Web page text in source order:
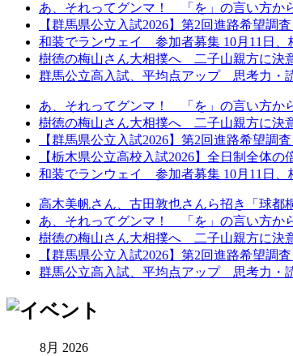
あ、それってグンマ！ 「を」の言い方か
【群馬県公立入試2026】第2回進路希望調
和装でランウェイ 参加者募集 10月11日、
樹徳の梅山さん大相撲へ 二子山親方に決
群馬公立高入試、平均点アップ 思考力・
あ、それってグンマ！ 「を」の言い方か
樹徳の梅山さん大相撲へ 二子山親方に決
【群馬県公立入試2026】第2回進路希望調
【栃木県公立高校入試2026】全日制全体の
和装でランウェイ 参加者募集 10月11日、
高木美帆さん、古田敦也さんら招き「球都
あ、それってグンマ！ 「を」の言い方か
樹徳の梅山さん大相撲へ 二子山親方に決
【群馬県公立入試2026】第2回進路希望調
群馬公立高入試、平均点アップ 思考力・
8月 2026